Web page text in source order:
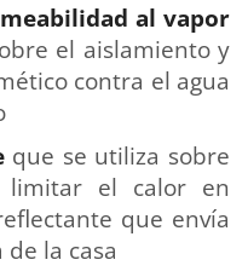
al vapor
el aislamiento y
contra el agua
que se utiliza sobre
el calor en
que envía
la casa